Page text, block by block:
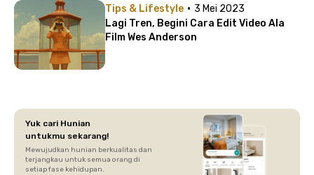
Tips & Lifestyle · 3 Mei 2023
Lagi Tren, Begini Cara Edit Video Ala
Film Wes Anderson
Yuk cari Hunian
untukmu sekarang!
Mewujudkan hunian berkualitas dan
terjangkau untuk semua orang di
setiap fase kehidupan.